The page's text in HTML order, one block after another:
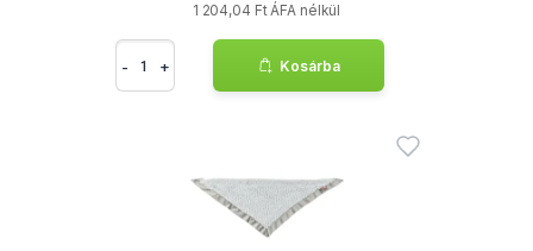
1 204,04 Ft ÁFA nélkül
- + Kosárba